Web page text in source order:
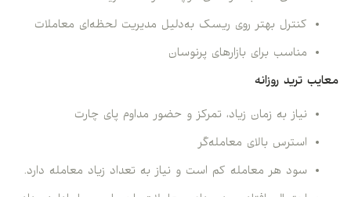
کنترل بهتر روی ریسک به‌دلیل مدیریت لحظه‌ای معاملات
مناسب برای بازارهای پرنوسان
معایب ترید روزانه
نیاز به زمان زیاد، تمرکز و حضور مداوم پای چارت
استرس بالای معامله‌گر
سود هر معامله کم است و نیاز به تعداد زیاد معامله دارد.